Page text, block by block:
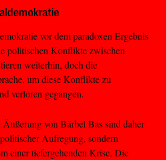
vor dem paradoxen Ergebnis
politischen Konflikte zwischen
weiterhin, doch die
um diese Konflikte zu
verloren gegangen.
von Bärbel Bas sind daher
Aufregung, sondern
einer tiefergehenden Krise. Die